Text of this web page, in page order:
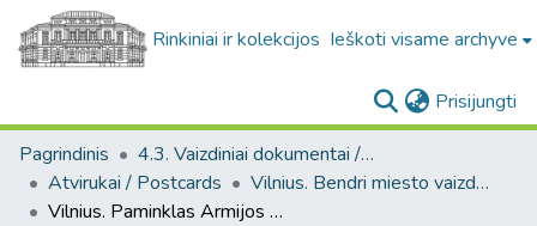
Rinkiniai ir kolekcijos Ieškoti visame archyve
Prisijungti
Pagrindinis
4.3. Vaizdiniai dokumentai / Visual documents
Atvirukai / Postcards
Vilnius. Bendri miesto vaizdai : miesto ir jo apylinkių fotografinių atvirukų rinkinys
Vilnius. Paminklas Armijos gen. I.D. Černiachovskiui